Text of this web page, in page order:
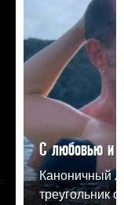
С любовью и
Каноничный
треугольник